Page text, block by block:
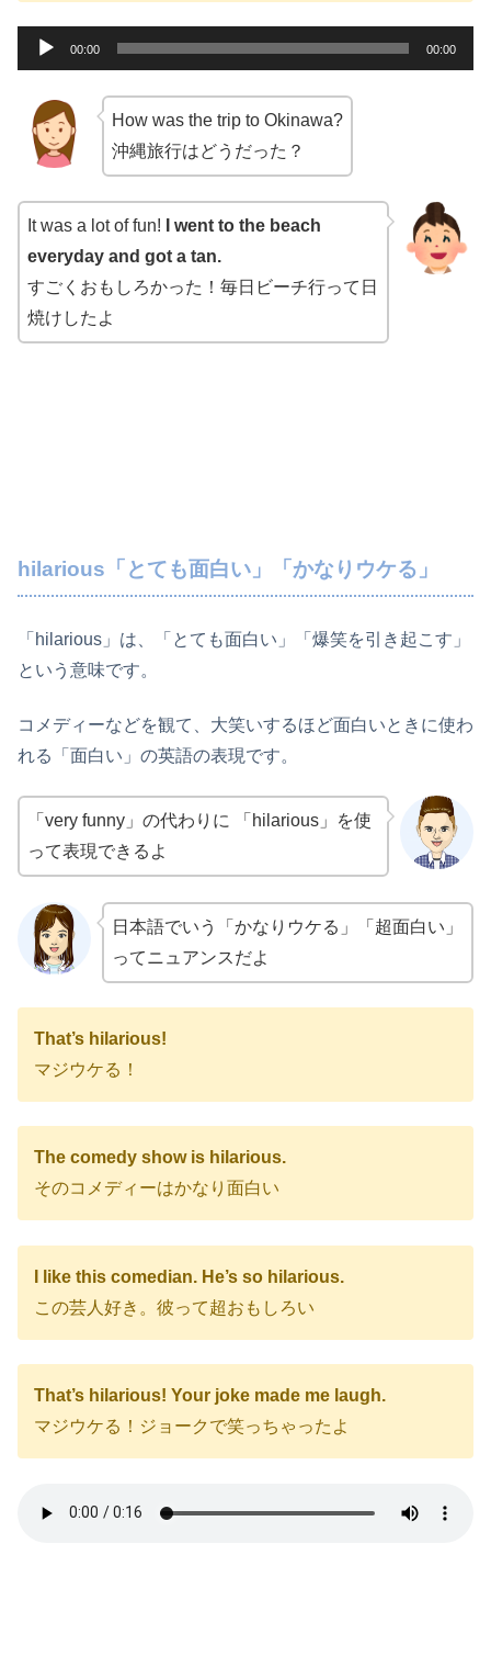
声
レ
ー
00:00 00:00
How was the trip to Okinawa?
沖縄旅行はどうだった？
It was a lot of fun! I went to the beach
everyday and got a tan.
すごくおもしろかった！毎日ビーチ行って日
焼けしたよ
hilarious「とても面白い」「かなりウケる」
「hilarious」は、「とても面白い」「爆笑を引き起こす」
という意味です。
コメディーなどを観て、大笑いするほど面白いときに使わ
れる「面白い」の英語の表現です。
「very funny」の代わりに 「hilarious」を使
って表現できるよ
日本語でいう「かなりウケる」「超面白い」
ってニュアンスだよ
That’s hilarious!
マジウケる！
The comedy show is hilarious.
そのコメディーはかなり面白い
I like this comedian. He’s so hilarious.
この芸人好き。彼って超おもしろい
That’s hilarious! Your joke made me laugh.
マジウケる！ジョークで笑っちゃったよ